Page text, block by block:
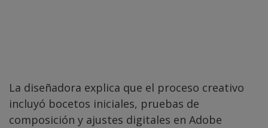
La diseñadora explica que el proceso creativo
incluyó bocetos iniciales, pruebas de
composición y ajustes digitales en Adobe